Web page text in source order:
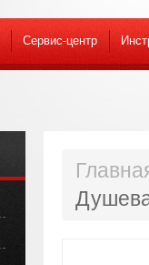
Сервис-центр